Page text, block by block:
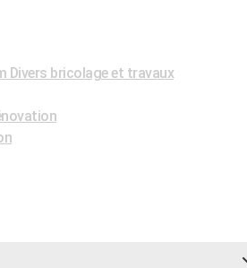
Divers bricolage et travaux